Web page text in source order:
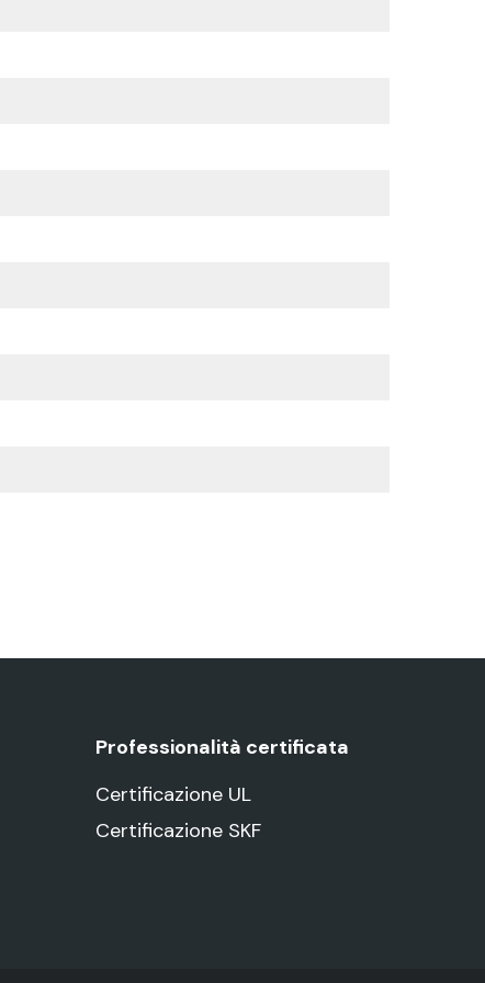
Professionalità certificata
Certificazione UL
Certificazione SKF